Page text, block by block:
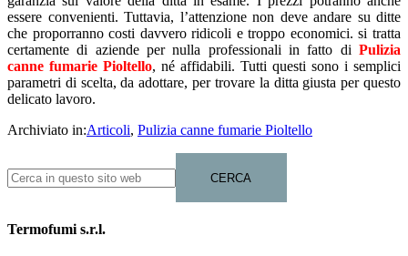
essere convenienti. Tuttavia, l’attenzione non deve andare su ditte
che proporranno costi davvero ridicoli e troppo economici. si tratta
certamente di aziende per nulla professionali in fatto di Pulizia
canne fumarie Pioltello, né affidabili. Tutti questi sono i semplici
parametri di scelta, da adottare, per trovare la ditta giusta per questo
delicato lavoro.
Archiviato in:Articoli, Pulizia canne fumarie Pioltello
Termofumi s.r.l.